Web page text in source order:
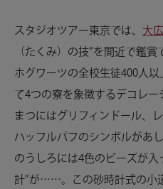
スタジオツアー東京では、 大
（たくみ）の技”を間近で鑑賞
ホグワーツの全校生徒400人
て4つの寮を象徴するデコレ
まつにはグリフィンドール、
ハッフルパフのシンボルがあ
のうしろには4色のビーズが入
計”が……。この砂時計式の小